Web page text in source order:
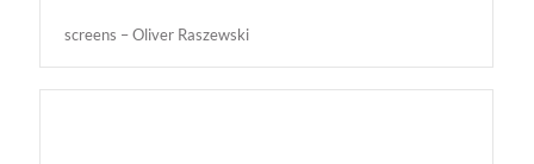
screens – Oliver Raszewski